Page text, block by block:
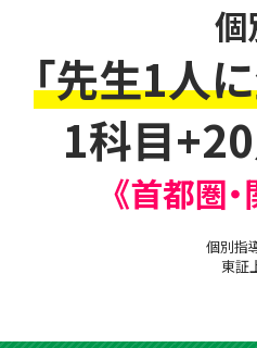
個
「先生1人
1科目
《首都圏
個別指
東証